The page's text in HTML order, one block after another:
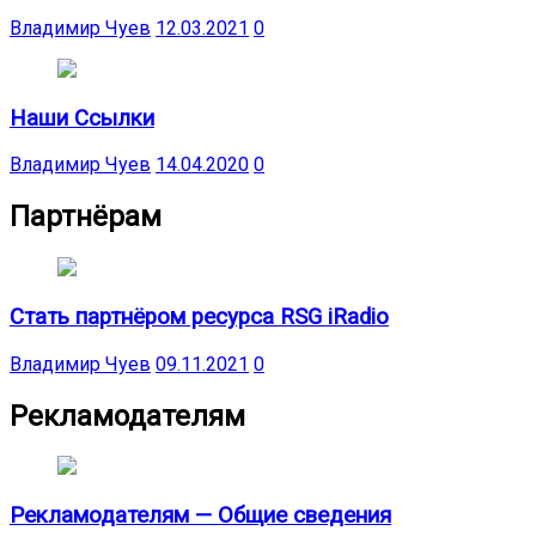
Владимир Чуев 12.03.2021 0
Наши Ссылки
Владимир Чуев 14.04.2020 0
Партнёрам
Стать партнёром ресурса RSG iRadio
Владимир Чуев 09.11.2021 0
Рекламодателям
Рекламодателям — Общие сведения